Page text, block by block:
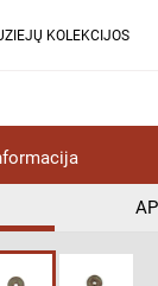
KOLEKCIJOS